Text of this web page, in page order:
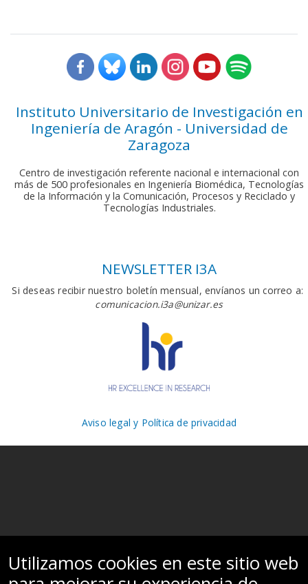
Instituto Universitario de Investigación en
Ingeniería de Aragón - Universidad de
Zaragoza
Centro de investigación referente nacional e internacional con
más de 500 profesionales en Ingeniería Biomédica, Tecnologías
de la Información y la Comunicación, Procesos y Reciclado y
Tecnologías Industriales.
NEWSLETTER I3A
Si deseas recibir nuestro boletín mensual, envíanos un correo a:
comunicacion.i3a@unizar.es
Aviso legal y Política de privacidad
Utilizamos cookies en este sitio web